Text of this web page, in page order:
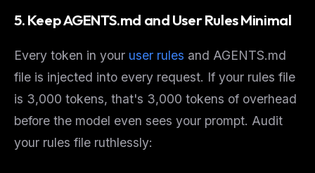
5. Keep AGENTS.md and User Rules Minimal
Every token in your user rules and AGENTS.md
file is injected into every request. If your rules file
is 3,000 tokens, that's 3,000 tokens of overhead
before the model even sees your prompt. Audit
your rules file ruthlessly: